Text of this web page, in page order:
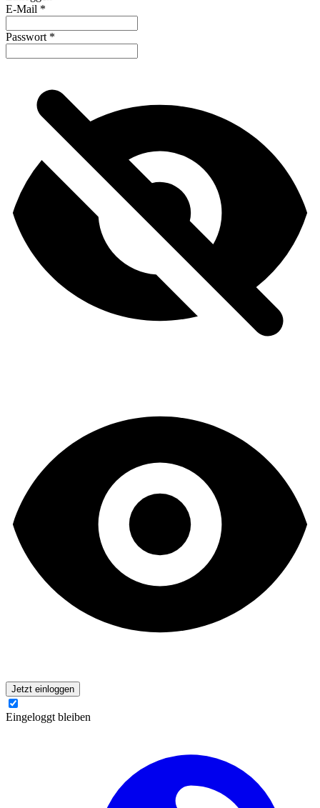
E-Mail *
Passwort *
Jetzt einloggen
Eingeloggt bleiben